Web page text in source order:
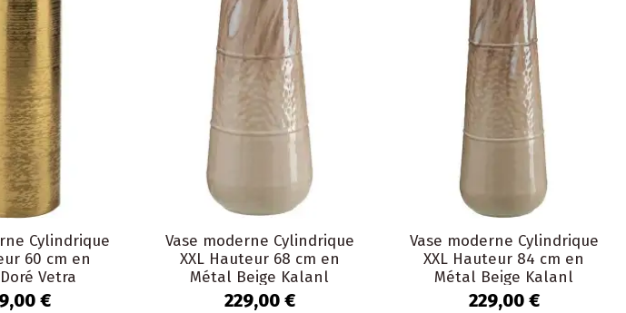
Cylindrique
60 cm en
Vetra
€
Vase moderne Cylindrique
XXL Hauteur 68 cm en
Métal Beige Kalanl
229,00 €
Vase moderne Cylindrique
XXL Hauteur 84 cm en
Métal Beige Kalanl
229,00 €